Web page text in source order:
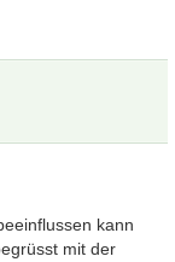
kann
mit der